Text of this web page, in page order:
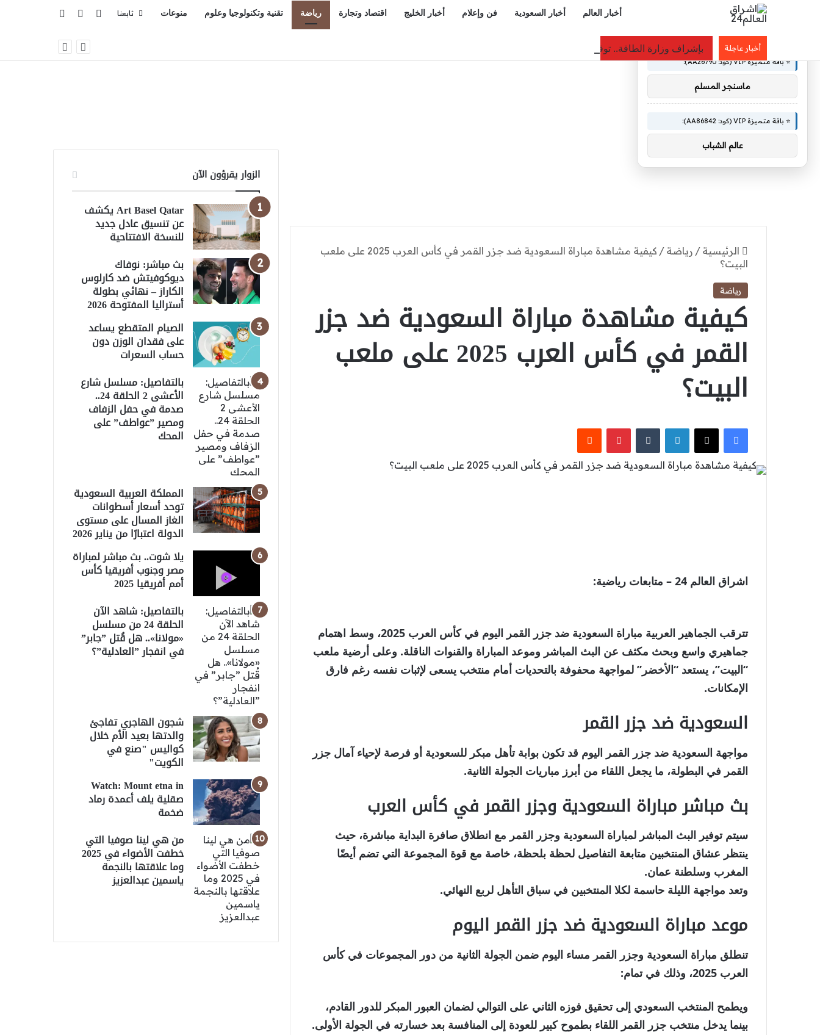
أخبار العالم أخبار السعودية فن وإعلام أخبار الخليج اقتصاد وتجارة رياضة تقنية وتكنولوجيا وعلوم منوعات تابعنا تسجيل الدخول
إضافة عمود
أخبار عاجلة بإشراف وزارة الطاقة.. توقيع ثلاث اتفاقيات لشراء الطاقة واتفاقيتين للتعاون الفني في تنفيذ مشروعات للطاقة الشمسية في سوريا
الرئيسية / رياضة /
كيفية مشاهدة مباراة السعودية ضد جزر القمر في كأس العرب 2025 على ملعب
البيت؟
رياضة
كيفية مشاهدة مباراة السعودية ضد جزر
القمر في كأس العرب 2025 على ملعب
البيت؟
فيسبوك
‫X لينكدإن بينتيريست
اشراق العالم 24 – متابعات رياضية:
تترقب الجماهير العربية مباراة السعودية ضد جزر القمر
اليوم في كأس العرب 2025، وسط اهتمام
جماهيري واسع وبحث مكثف عن البث المباشر وموعد المباراة والقنوات الناقلة. وعلى أرضية ملعب
“البيت”، يستعد “الأخضر” لمواجهة محفوفة بالتحديات أمام منتخب يسعى لإثبات نفسه رغم فارق
الإمكانات.
السعودية ضد جزر القمر
مواجهة السعودية ضد جزر القمر اليوم قد تكون بوابةتأهل مبكر للسعودية أو فرصة لإحياء آمال جزر
القمر في البطولة، ما يجعل اللقاء من أبرز مباريات الجولة الثانية.
بث مباشر مباراة السعودية وجزر القمر في كأس العرب
سيتم توفير البث المباشر لمباراة السعودية وجزر القمر مع انطلاق صافرة البداية مباشرة، حيث
ينتظر عشاق المنتخبين متابعة التفاصيل لحظة بلحظة، خاصة مع قوة المجموعة التي تضم أيضًا
المغرب وسلطنة عمان.
وتعد مواجهة الليلة حاسمة لكلا المنتخبين في سباق التأهل لربع النهائي.
موعد مباراة السعودية ضد جزر القمر اليوم
تنطلق مباراة السعودية وجزر القمر مساء اليوم ضمن الجولة الثانية من دور المجموعات في كأس
العرب 2025، وذلك في تمام:
ويطمح المنتخب السعودي إلى تحقيق فوزه الثاني على التوالي لضمان العبور المبكر للدور القادم،
بينما يدخل منتخب جزر القمر اللقاء بطموح كبير للعودة إلى المنافسة بعد خسارته في الجولة الأولى.
الزوار يقرؤون الآن
Art Basel Qatar يكشف
عن تنسيق عادل جديد
للنسخة الافتتاحية
بث مباشر: نوفاك
ديوكوفيتش ضد كارلوس
الكاراز – نهائي بطولة
أستراليا المفتوحة 2026
الصيام المتقطع يساعد
على فقدان الوزن دون
حساب السعرات
بالتفاصيل: مسلسل شارع
الأعشى 2 الحلقة 24..
صدمة في حفل الزفاف
ومصير ”عواطف” على
المحك
المملكة العربية السعودية
توحد أسعار أسطوانات
الغاز المسال على مستوى
الدولة اعتبارًا من يناير 2026
يلا شوت.. بث مباشر لمباراة
مصر وجنوب أفريقيا كأس
أمم أفريقيا 2025
بالتفاصيل: شاهد الآن
الحلقة 24 من مسلسل
«مولانا».. هل قُتل ”جابر”
في انفجار ”العادلية”؟
شجون الهاجري تفاجئ
والدتها بعيد الأم خلال
كواليس "صنع في
الكويت"
Watch: Mount etna in
صقلية يلف أعمدة رماد
ضخمة
من هي لينا صوفيا التي
خطفت الأضواء في 2025
وما علاقتها بالنجمة
ياسمين عبدالعزيز
⭐ باقة متميزة VIP (كود: AA26790):
ماسنجر المسلم
⭐ باقة متميزة VIP (كود: AA86842):
عالم الشباب